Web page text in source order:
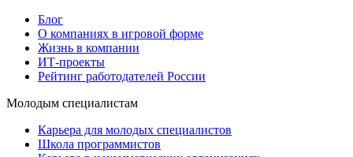
Блог
О компаниях в игровой форме
Жизнь в компании
ИТ-проекты
Рейтинг работодателей России
Молодым специалистам
Карьера для молодых специалистов
Школа программистов